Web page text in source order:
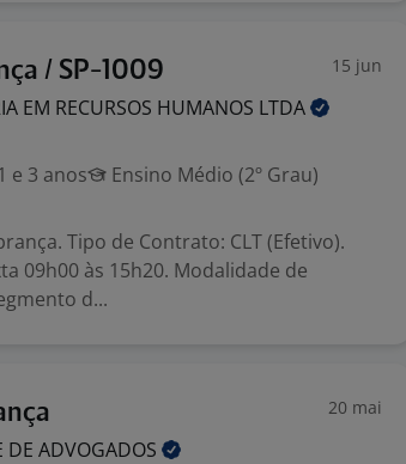
/ SP-1009 15 jun
EM RECURSOS HUMANOS LTDA
e 3 anos
Ensino Médio (2º Grau)
Tipo de Contrato: CLT (Efetivo).
09h00 às 15h20. Modalidade de
d...
20 mai
DE ADVOGADOS